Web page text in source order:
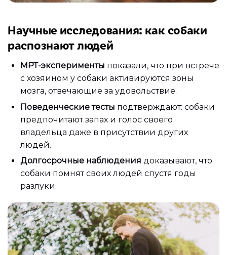
Научные исследования: как собаки
распознают людей
МРТ-эксперименты показали, что при встрече
с хозяином у собаки активируются зоны
мозга, отвечающие за удовольствие.
Поведенческие тесты подтверждают: собаки
предпочитают запах и голос своего
владельца даже в присутствии других
людей.
Долгосрочные наблюдения доказывают, что
собаки помнят своих людей спустя годы
разлуки.